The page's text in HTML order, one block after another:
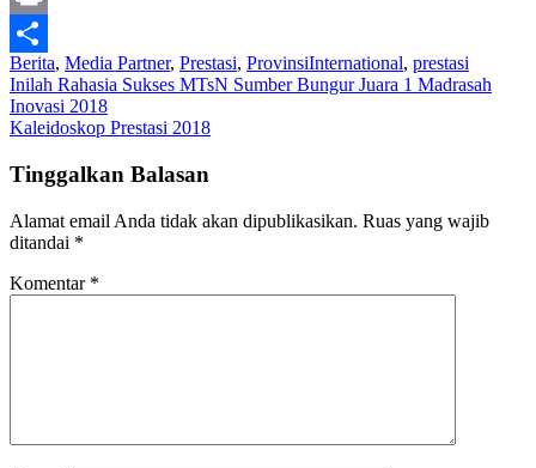
Print
Share
Berita, Media Partner, Prestasi, ProvinsiInternational, prestasi
Navigasi
pos
Inilah Rahasia Sukses MTsN Sumber Bungur Juara 1 Madrasah
Inovasi 2018
Kaleidoskop Prestasi 2018
Tinggalkan Balasan
Alamat email Anda tidak akan dipublikasikan. Ruas yang wajib
ditandai *
Komentar *